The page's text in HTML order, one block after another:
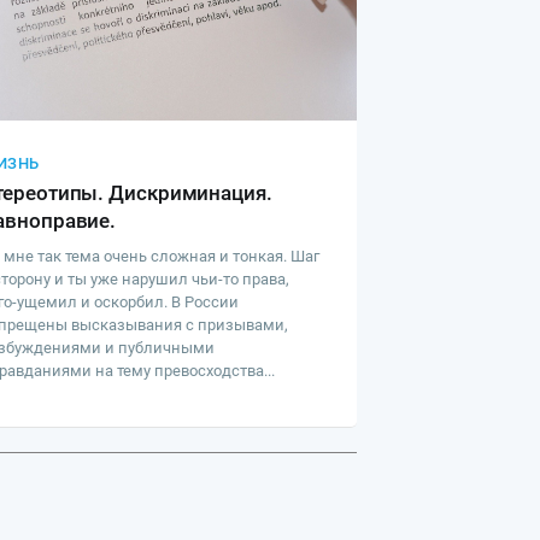
Дискриминация.
мне так тема очень сложная и тонкая. Шаг
и ты уже нарушил чьи-то права,
ущемил и оскорбил. В России
высказывания с призывами,
и публичными
на тему превосходства...